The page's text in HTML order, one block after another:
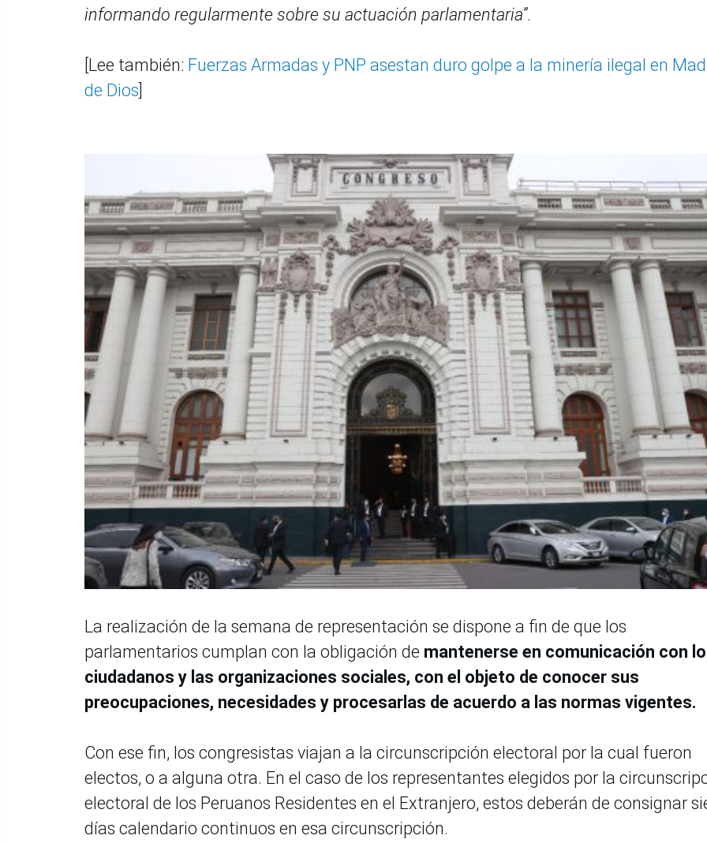
informando regularmente sobre su actuación parlamentaria”.
[Lee también: Fuerzas Armadas y PNP asestan duro golpe a la minería ilegal en
de Dios]
La realización de la semana de representación se dispone a fin de que los
parlamentarios cumplan con la obligación de mantenerse en comunicación con
ciudadanos y las organizaciones sociales, con el objeto de conocer sus
preocupaciones, necesidades y procesarlas de acuerdo a las normas vigentes.
Con ese fin, los congresistas viajan a la circunscripción electoral por la cual fueron
electos, o a alguna otra. En el caso de los representantes elegidos por la
electoral de los Peruanos Residentes en el Extranjero, estos deberán de consignar
días calendario continuos en esa circunscripción.